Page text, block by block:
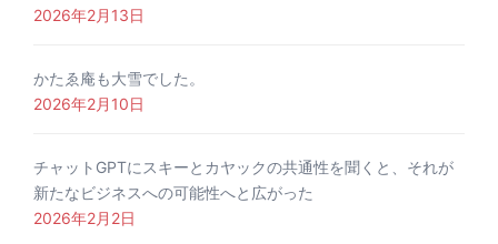
2026年2月13日
かたゑ庵も大雪でした。
2026年2月10日
チャットGPTにスキーとカヤックの共通性を聞くと、それが
新たなビジネスへの可能性へと広がった
2026年2月2日